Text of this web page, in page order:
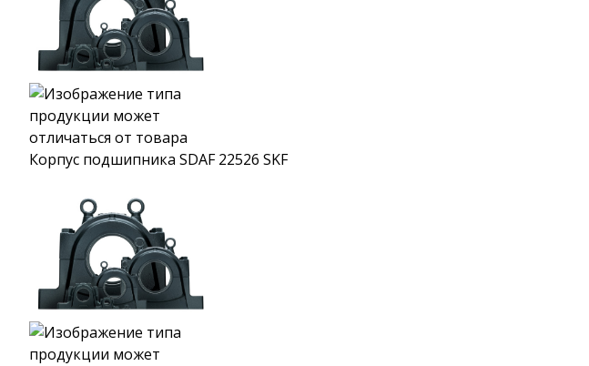
Корпус подшипника SDAF 22526 SKF